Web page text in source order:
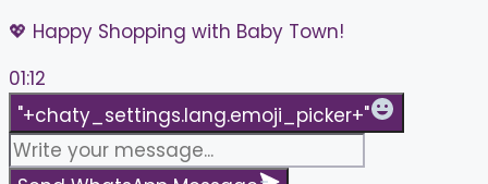
💖 Happy Shopping with Baby Town!
01:12
"+chaty_settings.lang.emoji_picker+"
Message